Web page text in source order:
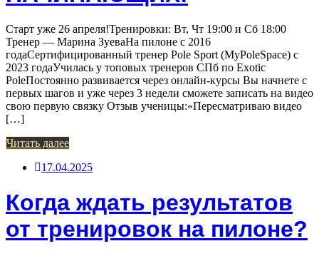
Старт уже 26 апреля!Тренировки: Вт, Чт 19:00 и Сб 18:00
Тренер — Марина ЗуеваНа пилоне с 2016
годаСертифицированный тренер Pole Sport (MyPoleSpace) с
2023 годаУчилась у топовых тренеров СПб по Exotic
PoleПостоянно развивается через онлайн-курсы Вы начнете с
первых шагов и уже через 3 недели сможете записать на видео
свою первую связку Отзыв ученицы:«Пересматриваю видео
[…]
Читать далее
17.04.2025
Когда ждать результатов
от тренировок на пилоне?